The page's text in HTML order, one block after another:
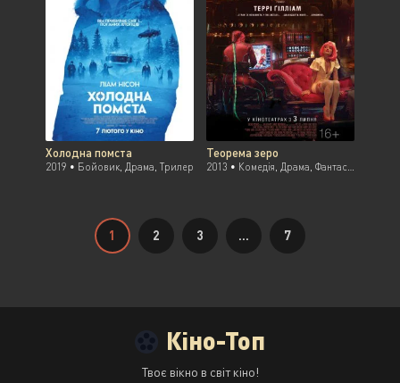
Холодна помста
2019 • Бойовик, Драма, Трилер
Теорема зеро
2013 • Комедія, Драма, Фантастика, Трилер
1 2 3 ... 7
Кіно-Топ
Твоє вікно в світ кіно!